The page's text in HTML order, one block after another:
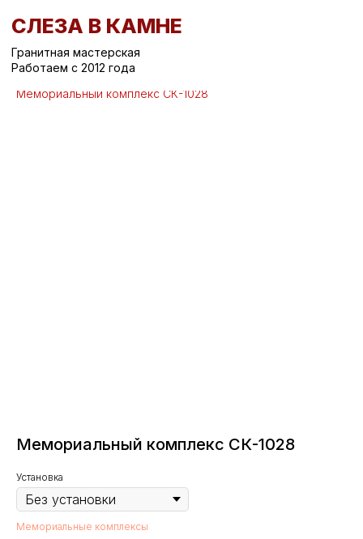
СЛЕЗА В КАМНЕ
Работаем с 2012 года
Вернуться назад /
Мемориальные комплексы на могилу
Мемориальный комплекс СК-1028
Мемориальный комплекс СК-1028
Установка
Мемориальные комплексы